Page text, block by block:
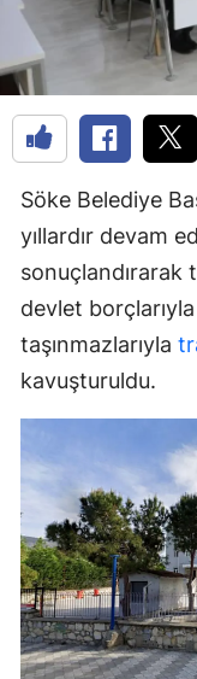
Söke Belediye
yıllardır devam
sonuçlandırarak
devlet
taşınmazlarıyla
kavuşturuldu.